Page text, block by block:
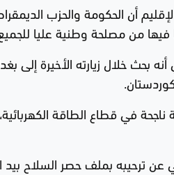
أن الحكومة والحزب
فيها من مصلحة وطنية عليا
خلال زيارته الأخيرة إلى
في قطاع الطاقة
عن ترحيبه بملف حصر السلاح بيد